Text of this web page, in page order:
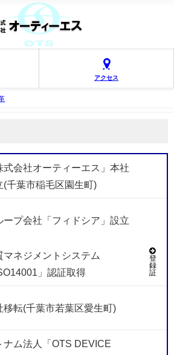
アクセス
式会社オーティーエス」本社
(千葉市稲毛区園生町)
ープ会社「フィドシア」設立
マネジメントシステム
」認証取得
登
録
証
移転(千葉市若葉区愛生町)
ナム法人「OTS DEVICE